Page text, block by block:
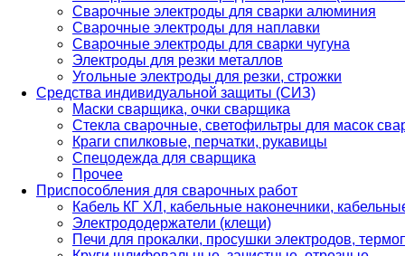
Сварочные электроды для сварки алюминия
Сварочные электроды для наплавки
Сварочные электроды для сварки чугуна
Электроды для резки металлов
Угольные электроды для резки, строжки
Средства индивидуальной защиты (СИЗ)
Маски сварщика, очки сварщика
Стекла сварочные, светофильтры для масок
Краги спилковые, перчатки, рукавицы
Спецодежда для сварщика
Прочее
Приспособления для сварочных работ
Кабель КГ ХЛ, кабельные наконечники,
Электрододержатели (клещи)
Печи для прокалки, просушки электродов,